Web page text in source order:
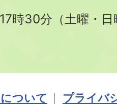
時30分（土曜・
ついて
プライバ